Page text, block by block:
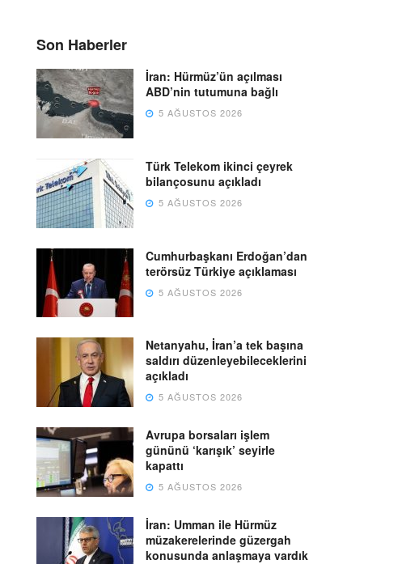
Son Haberler
İran: Hürmüz’ün açılması
ABD’nin tutumuna bağlı
5 AĞUSTOS 2026
Türk Telekom ikinci çeyrek
bilançosunu açıkladı
5 AĞUSTOS 2026
Cumhurbaşkanı Erdoğan’dan
terörsüz Türkiye açıklaması
5 AĞUSTOS 2026
Netanyahu, İran’a tek başına
saldırı düzenleyebileceklerini
açıkladı
5 AĞUSTOS 2026
Avrupa borsaları işlem
gününü ‘karışık’ seyirle
kapattı
5 AĞUSTOS 2026
İran: Umman ile Hürmüz
müzakerelerinde güzergah
konusunda anlaşmaya vardık